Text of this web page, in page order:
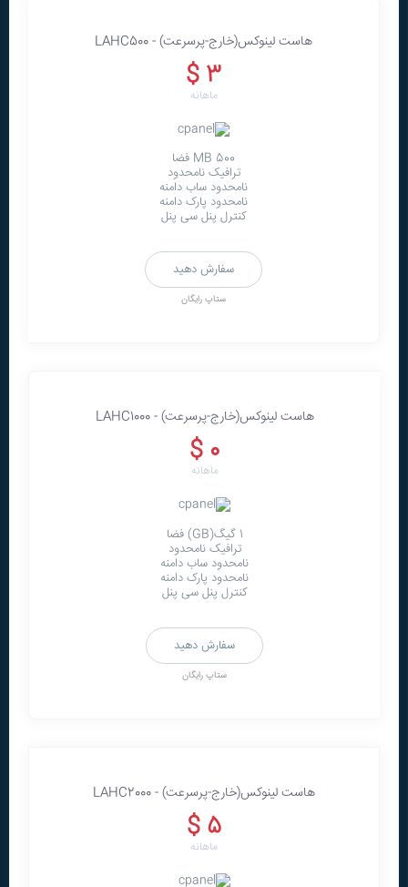
هاست لينوکس(خارج-پرسرعت) - LAHC500
3 $
ماهانه
500 MB فضا
ترافیک نامحدود
نامحدود ساب دامنه
نامحدود پارک دامنه
کنترل پنل سی پنل
سفارش دهید
ستاپ رایگان
هاست لينوکس(خارج-پرسرعت) - LAHC1000
0 $
ماهانه
1 گیگ(GB) فضا
ترافیک نامحدود
نامحدود ساب دامنه
نامحدود پارک دامنه
کنترل پنل سی پنل
سفارش دهید
ستاپ رایگان
هاست لينوکس(خارج-پرسرعت) - LAHC2000
5 $
ماهانه